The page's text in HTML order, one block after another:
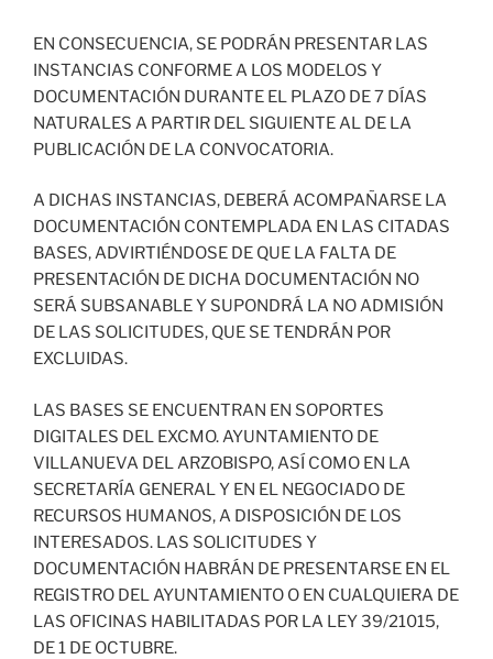
EN CONSECUENCIA, SE PODRÁN PRESENTAR LAS
INSTANCIAS CONFORME A LOS MODELOS Y
DOCUMENTACIÓN DURANTE EL PLAZO DE 7 DÍAS
NATURALES A PARTIR DEL SIGUIENTE AL DE LA
PUBLICACIÓN DE LA CONVOCATORIA.
A DICHAS INSTANCIAS, DEBERÁ ACOMPAÑARSE LA
DOCUMENTACIÓN CONTEMPLADA EN LAS CITADAS
BASES, ADVIRTIÉNDOSE DE QUE LA FALTA DE
PRESENTACIÓN DE DICHA DOCUMENTACIÓN NO
SERÁ SUBSANABLE Y SUPONDRÁ LA NO ADMISIÓN
DE LAS SOLICITUDES, QUE SE TENDRÁN POR
EXCLUIDAS.
LAS BASES SE ENCUENTRAN EN SOPORTES
DIGITALES DEL EXCMO. AYUNTAMIENTO DE
VILLANUEVA DEL ARZOBISPO, ASÍ COMO EN LA
SECRETARÍA GENERAL Y EN EL NEGOCIADO DE
RECURSOS HUMANOS, A DISPOSICIÓN DE LOS
INTERESADOS. LAS SOLICITUDES Y
DOCUMENTACIÓN HABRÁN DE PRESENTARSE EN EL
REGISTRO DEL AYUNTAMIENTO O EN CUALQUIERA DE
LAS OFICINAS HABILITADAS POR LA LEY 39/21015,
DE 1 DE OCTUBRE.